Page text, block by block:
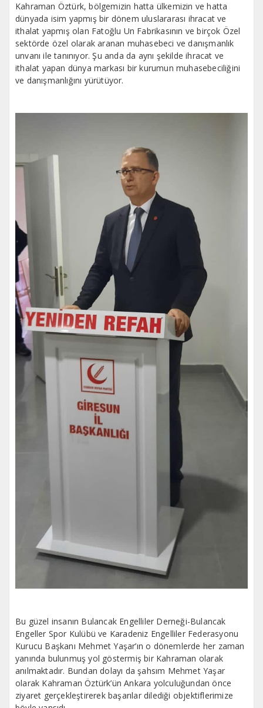
Kahraman Öztürk, bölgemizin hatta ülkemizin ve hatta
dünyada isim yapmış bir dönem uluslararası ihracat ve
ithalat yapmış olan Fatoğlu Un Fabrikasının ve birçok Özel
sektörde özel olarak aranan muhasebeci ve danışmanlık
unvanı ile tanınıyor. Şu anda da aynı şekilde ihracat ve
ithalat yapan dünya markası bir kurumun muhasebeciliğini
ve danışmanlığını yürütüyor.
Bu güzel insanın Bulancak Engelliler Derneği-Bulancak
Engeller Spor Kulübü ve Karadeniz Engelliler Federasyonu
Kurucu Başkanı Mehmet Yaşar’ın o dönemlerde her zaman
yanında bulunmuş yol göstermiş bir Kahraman olarak
anılmaktadır. Bundan dolayı da şahsım Mehmet Yaşar
olarak Kahraman Öztürk’ün Ankara yolculuğundan önce
ziyaret gerçekleştirerek başarılar dilediği objektiflerimize